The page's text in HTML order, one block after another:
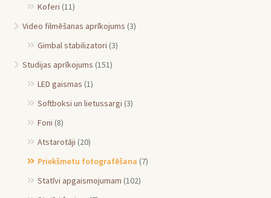
Koferi (11)
Video filmēšanas aprīkojums (3)
Gimbal stabilizatori (3)
Studijas aprīkojums (151)
LED gaismas (1)
Softboksi un lietussargi (3)
Foni (8)
Atstarotāji (20)
Priekšmetu fotografēšana (7)
Statīvi apgaismojumam (102)